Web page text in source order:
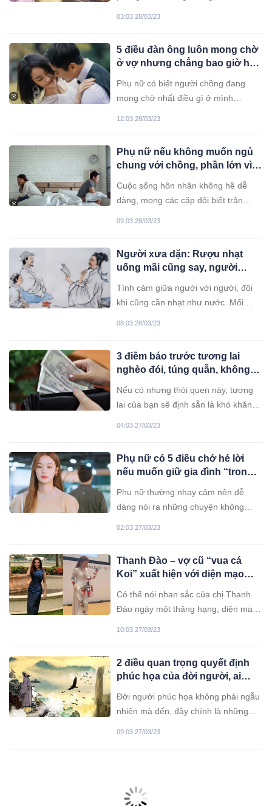
mới là sự giáo dục tốt nhất dành cho
con yêu.
03:03 28/03/23
5 điều đàn ông luôn mong chờ
ở vợ nhưng chẳng bao giờ hé
Phụ nữ có biết người chồng đang
mong chờ nhất điều gì ở mình
12:03 28/03/23
Phụ nữ nếu không muốn ngủ
chung với chồng, phần lớn vì 4
Cuộc sống hôn nhân không hề dễ
dàng, mong các cặp đôi biết trân
09:03 28/03/23
Người xưa dặn: Rượu nhạt
uống mãi cũng say, người
nhàm
Tình cảm giữa người với người, đôi
khi cũng cần nhạt như nước. Mối
mới được thơm lâu”.
08:03 28/03/23
3 điềm báo trước tương lai
nghèo đói, túng quẫn, không
đổi ngay
Nếu có nhưng thói quen này, tương
lai của bạn sẽ định sẵn là khó khăn,
04:03 27/03/23
Phụ nữ có 5 điều chớ hé lời
nếu muốn giữ gia đình “trong
Phụ nữ thường nhạy cảm nên dễ
dàng nói ra những chuyện không
02:03 27/03/23
Thanh Đào – vợ cũ “vua cá
Koi” xuất hiện với diện mạo
Có thể nói nhan sắc của chị Thanh
Đào ngày một thăng hạng, diện mạo
trồ.
10:03 27/03/23
2 điều quan trọng quyết định
phúc họa của đời người, ai
Đời người phúc họa không phải ngẫu
nhiên mà đến, đây chính là những
09:03 27/03/23